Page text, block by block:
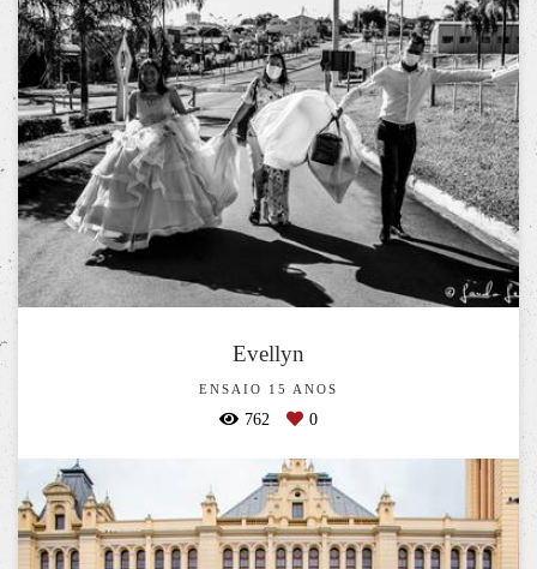
Evellyn
ENSAIO 15 ANOS
762 0